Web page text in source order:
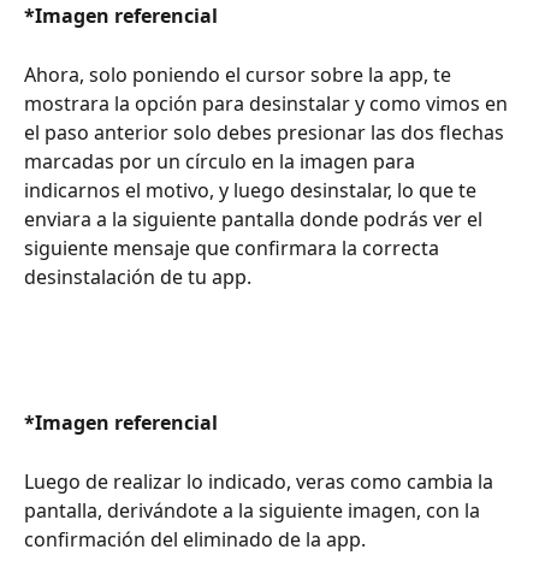
*Imagen referencial
Ahora, solo poniendo el cursor sobre la app, te
mostrara la opción para desinstalar y como vimos en
el paso anterior solo debes presionar las dos flechas
marcadas por un círculo en la imagen para
indicarnos el motivo, y luego desinstalar, lo que te
enviara a la siguiente pantalla donde podrás ver el
siguiente mensaje que confirmara la correcta
desinstalación de tu app.
*Imagen referencial
Luego de realizar lo indicado, veras como cambia la
pantalla, derivándote a la siguiente imagen, con la
confirmación del eliminado de la app.